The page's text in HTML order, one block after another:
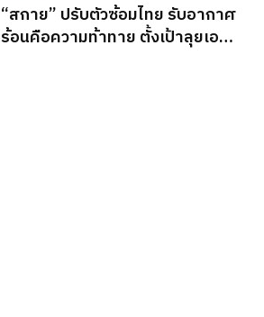
“สกาย” ปรับตัวซ้อมไทย รับอากาศ
ร้อนคือความท้าทาย ตั้งเป้าลุยเอ